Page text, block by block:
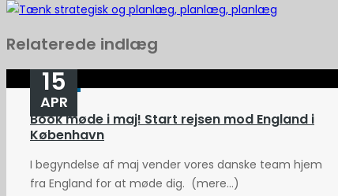
Relaterede indlæg
Book møde i maj! Start rejsen mod England i
København
15
APR
I begyndelse af maj vender vores danske team hjem
fra England for at møde dig. (mere…)